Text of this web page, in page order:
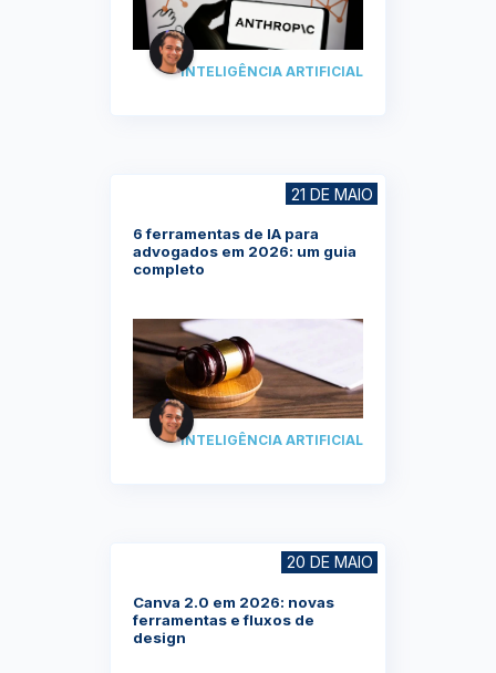
INTELIGÊNCIA ARTIFICIAL
6 ferramentas de IA para
advogados em 2026: um guia
completo
21 DE MAIO
INTELIGÊNCIA ARTIFICIAL
⁠Canva 2.0 em 2026: novas
ferramentas e fluxos de
design
20 DE MAIO